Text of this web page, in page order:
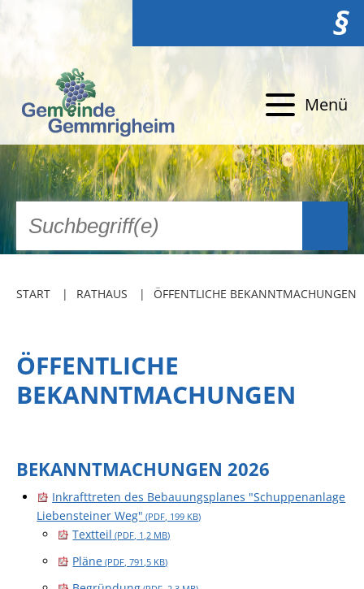
§
Menü
START RATHAUS ÖFFENTLICHE BEKANNTMACHUNGEN
ÖFFENTLICHE
BEKANNTMACHUNGEN
BEKANNTMACHUNGEN 2026
Inkrafttreten des Bebauungsplanes "Schuppenanlage
Liebensteiner Weg" (PDF, 199 KB)
Textteil (PDF, 1,2 MB)
Pläne (PDF, 791,5 KB)